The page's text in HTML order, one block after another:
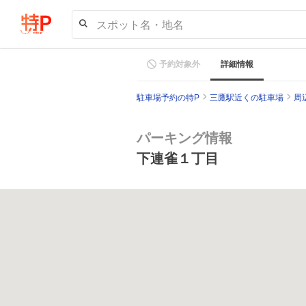
スポット名・地名
予約対象外 詳細情報
駐車場予約の特P 三鷹駅近くの駐車場 周
パーキング情報
下連雀１丁目